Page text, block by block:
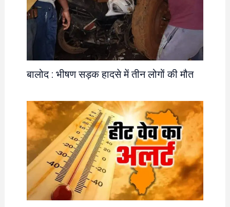
बालोद : भीषण सड़क हादसे में तीन लोगों की मौत